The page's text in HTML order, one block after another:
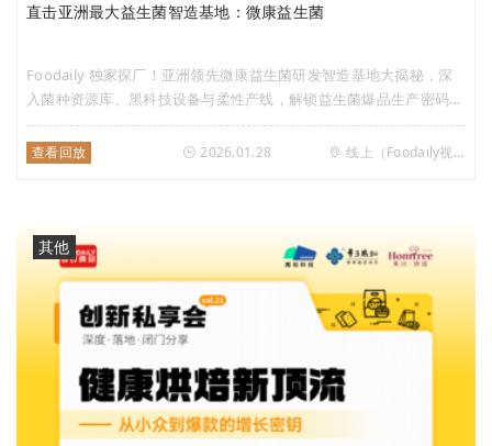
直击亚洲最大益生菌智造基地：微康益生菌
Foodaily 独家探厂！亚洲领先微康益生菌研发智造基地大揭秘，深
入菌种资源库、黑科技设备与柔性产线，解锁益生菌爆品生产密码，
BC99 等明星菌株爆款方案全公开，全链路赋能产业创新！
查看回放 2026.01.28 线上（Foodaily视频号）
其他